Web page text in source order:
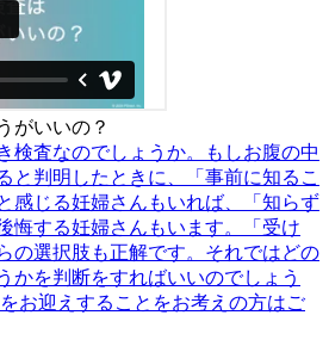
がいいの？
検査なのでしょうか。もしお腹の中
と判明したときに、「事前に知るこ
感じる妊婦さんもいれば、「知らず
悔する妊婦さんもいます。「受け
の選択肢も正解です。それではどの
かを判断をすればいいのでしょう
お迎えすることをお考えの方はご